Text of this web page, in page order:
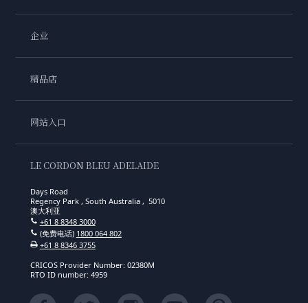
企业
精品店
网站入口
LE CORDON BLEU ADELAIDE
Days Road
Regency Park , South Australia , 5010
澳大利亚
+61 8 8348 3000
(免费电话) 1800 064 802
+61 8 8346 3755
CRICOS Provider Number: 02380M
RTO ID number: 4959